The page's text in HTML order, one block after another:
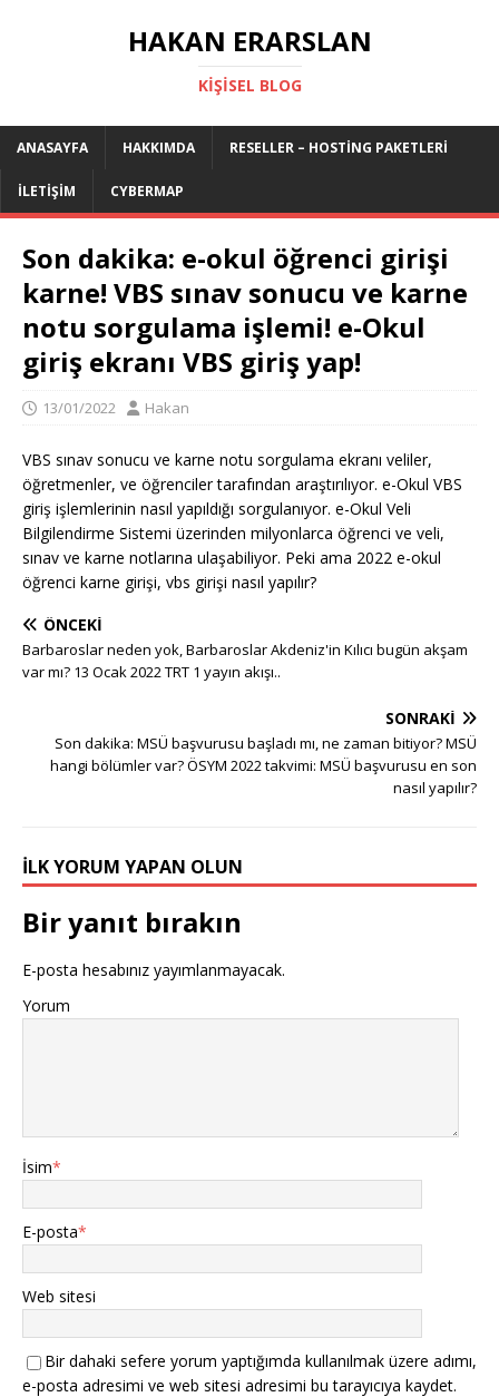
HAKAN ERARSLAN
KIŞISEL BLOG
ANASAYFA HAKKIMDA RESELLER – HOSTING PAKETLERI
İLETIŞIM CYBERMAP
Son dakika: e-okul öğrenci girişi
karne! VBS sınav sonucu ve karne
notu sorgulama işlemi! e-Okul
giriş ekranı VBS giriş yap!
13/01/2022 Hakan
VBS sınav sonucu ve karne notu sorgulama ekranı veliler,
öğretmenler, ve öğrenciler tarafından araştırılıyor. e-Okul VBS
giriş işlemlerinin nasıl yapıldığı sorgulanıyor. e-Okul Veli
Bilgilendirme Sistemi üzerinden milyonlarca öğrenci ve veli,
sınav ve karne notlarına ulaşabiliyor. Peki ama 2022 e-okul
öğrenci karne girişi, vbs girişi nasıl yapılır?
ÖNCEKI
Barbaroslar neden yok, Barbaroslar Akdeniz'in Kılıcı bugün akşam
var mı? 13 Ocak 2022 TRT 1 yayın akışı..
SONRAKI
Son dakika: MSÜ başvurusu başladı mı, ne zaman bitiyor? MSÜ
hangi bölümler var? ÖSYM 2022 takvimi: MSÜ başvurusu en son
nasıl yapılır?
İLK YORUM YAPAN OLUN
Bir yanıt bırakın
E-posta hesabınız yayımlanmayacak.
Yorum
İsim*
E-posta*
Web sitesi
Bir dahaki sefere yorum yaptığımda kullanılmak üzere adımı,
e-posta adresimi ve web sitesi adresimi bu tarayıcıya kaydet.